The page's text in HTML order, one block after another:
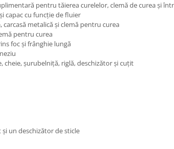
pentru tăierea curelelor, clemă de curea și
capac cu funcție de fluier
metalică și clemă pentru curea
pentru curea
foc și frânghie lungă
cheie, șurubelniță, riglă, deschizător și cuțit
și un deschizător de sticle